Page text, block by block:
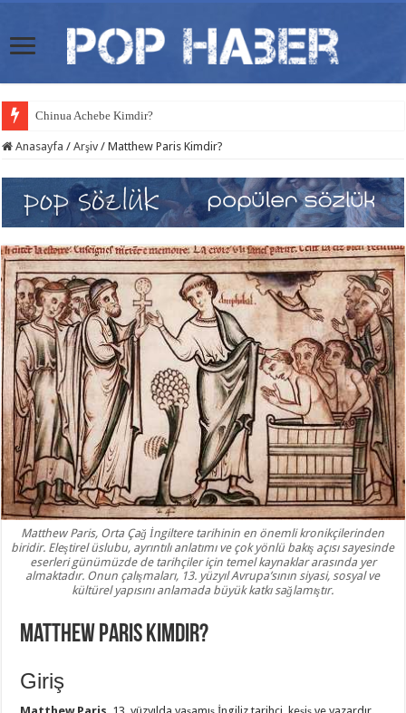
Chinua Achebe Kimdir?
Anasayfa / Arşiv / Matthew Paris Kimdir?
Matthew Paris, Orta Çağ İngiltere tarihinin en önemli kronikçilerinden
biridir. Eleştirel üslubu, ayrıntılı anlatımı ve çok yönlü bakış açısı sayesinde
eserleri günümüzde de tarihçiler için temel kaynaklar arasında yer
almaktadır. Onun çalışmaları, 13. yüzyıl Avrupa’sının siyasi, sosyal ve
kültürel yapısını anlamada büyük katkı sağlamıştır.
Matthew Paris Kimdir?
Giriş